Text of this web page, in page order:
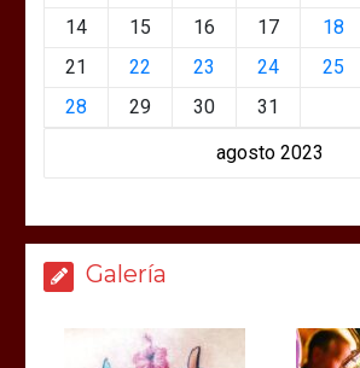
agosto 2023
14
15 16 17 18
21
22 23 24 25
28
29 30 31
Galería